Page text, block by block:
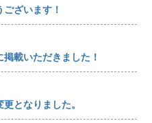
ざいます！
載いただきました！
となりました。